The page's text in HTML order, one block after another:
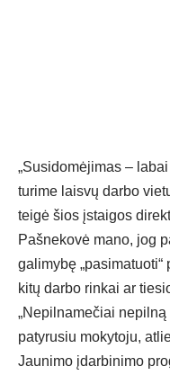
„Susidomėjimas –
turime laisvų darbo
teigė šios įstaigos
Pašnekovė mano, jog
galimybę
kitų darbo rinkai ar
„Nepilnamečiai
patyrusiu mokytoju,
Jaunimo įdarbinimo